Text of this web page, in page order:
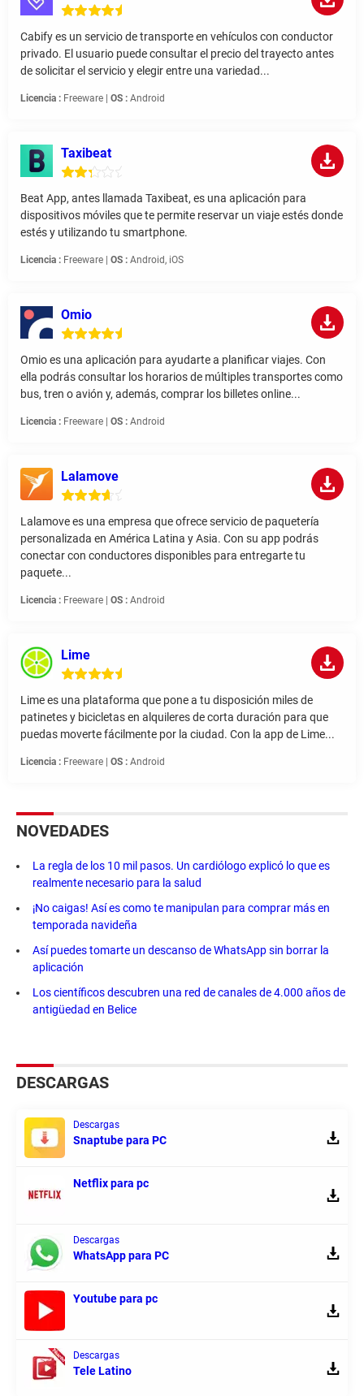
Cabify es un servicio de transporte en vehículos con conductor
privado. El usuario puede consultar el precio del trayecto antes
de solicitar el servicio y elegir entre una variedad...
Licencia : Freeware | OS : Android
Taxibeat
Beat App, antes llamada Taxibeat, es una aplicación para
dispositivos móviles que te permite reservar un viaje estés donde
estés y utilizando tu smartphone.
Licencia : Freeware | OS : Android, iOS
Omio
Omio es una aplicación para ayudarte a planificar viajes. Con
ella podrás consultar los horarios de múltiples transportes como
bus, tren o avión y, además, comprar los billetes online...
Licencia : Freeware | OS : Android
Lalamove
Lalamove es una empresa que ofrece servicio de paquetería
personalizada en América Latina y Asia. Con su app podrás
conectar con conductores disponibles para entregarte tu
paquete...
Licencia : Freeware | OS : Android
Lime
Lime es una plataforma que pone a tu disposición miles de
patinetes y bicicletas en alquileres de corta duración para que
puedas moverte fácilmente por la ciudad. Con la app de Lime...
Licencia : Freeware | OS : Android
NOVEDADES
La regla de los 10 mil pasos. Un cardiólogo explicó lo que es
realmente necesario para la salud
¡No caigas! Así es como te manipulan para comprar más en
temporada navideña
Así puedes tomarte un descanso de WhatsApp sin borrar la
aplicación
Los científicos descubren una red de canales de 4.000 años de
antigüedad en Belice
DESCARGAS
Descargas
Snaptube para PC
Netflix para pc
Descargas
WhatsApp para PC
Youtube para pc
Descargas
Tele Latino